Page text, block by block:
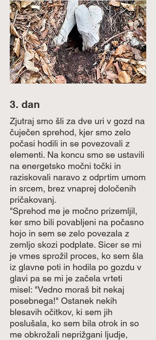
3. dan
Zjutraj smo šli za dve uri v gozd na
čuječen sprehod, kjer smo zelo
počasi hodili in se povezovali z
elementi. Na koncu smo se ustavili
na energetsko močni točki in
raziskovali naravo z odprtim umom
in srcem, brez vnaprej določenih
pričakovanj.
"Sprehod me je močno prizemljil,
ker smo bili povabljeni na počasno
hojo in sem se zelo povezala z
zemljo skozi podplate. Sicer se mi
je vmes sprožil proces, ko sem šla
iz glavne poti in hodila po gozdu v
glavi pa se mi je začela vrteti
misel: "Vedno moraš bit nekaj
posebnega!" Ostanek nekih
blesavih očitkov, ki sem jih
poslušala, ko sem bila otrok in so
me obkrožali neprižgani ljudje,